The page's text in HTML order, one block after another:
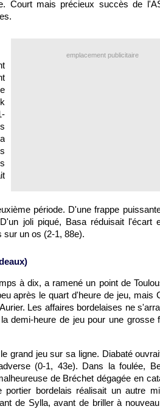
Court mais précieux succès de
emplacement publicitaire
période. D'une frappe
joli piqué, Basa réduisait l'écart
sur un os (2-1, 88e).
)
à dix, a ramené un point de
après le quart d'heure de jeu, mais
Les affaires bordelaises ne
demi-heure de jeu pour une grosse
grand jeu sur sa ligne. Diabaté
(0-1, 43e). Dans la foulée,
de Bréchet dégagée en
bordelais réalisait un autre
de Sylla, avant de briller à